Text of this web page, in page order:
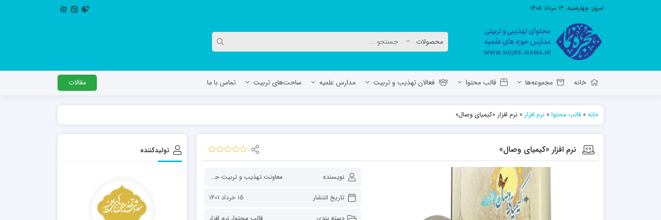
امروز: چهارشنبه, ۱۴ مرداد ۱۴۰۵
خانه مجموعه‌ها قالب محتوا فعالان تهذیب و تربیت مدارس علمیه
معاونت تهذیب استان آ.ش
حوزه علمیه حضرت ولی عصر عج بناب
مدرسه علمیه صاحب الزمان عج مرند
مدرسه علمیه جعفریه
مدرسه علمیه المهدی (عج)/ آران و بیدگل
حوزه علمیه سفیران هدایت رهنان
مدرسه آیت الله العظمی گلپایگانی ره
مدرسه اباصالح المهدی عج
مدرسه امام جعفر صادق علیه السلام ساوجبلاغ
مدرسه علمیه امام حسن مجتبی(ع) چهارباغ
ساحت‌های تربیت تماس با ما مقالات
خانه» قالب محتوا» نرم افزار » نرم افزار «کیمیای وصال»
نرم افزار «کیمیای وصال»
نویسنده
معاونت تهذیب و تربیت حوزه‌های علمیه
تاریخ انتشار
15 خرداد 1401
تولیدکننده